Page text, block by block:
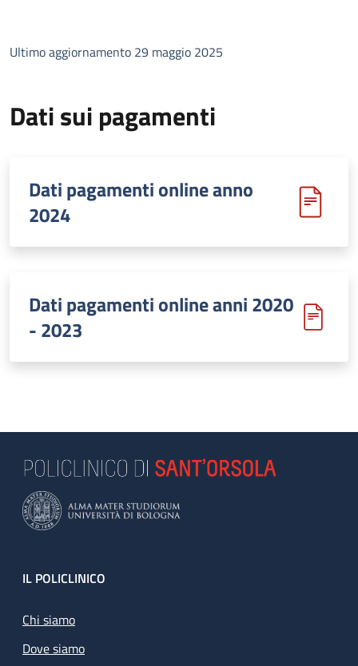
Ultimo aggiornamento 29 maggio 2025
Dati sui pagamenti
Dati pagamenti online anno
2024
Dati pagamenti online anni 2020
- 2023
Footer
IL POLICLINICO
Chi siamo
Dove siamo